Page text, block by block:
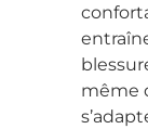
même